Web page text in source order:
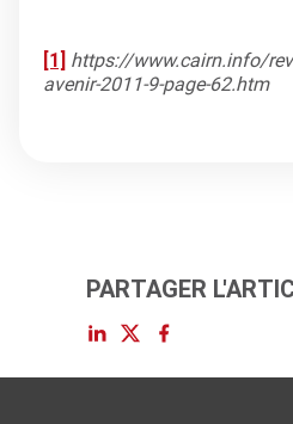
[1] https://www.cairn.info/
avenir-2011-9-page-62.htm
PARTAGER